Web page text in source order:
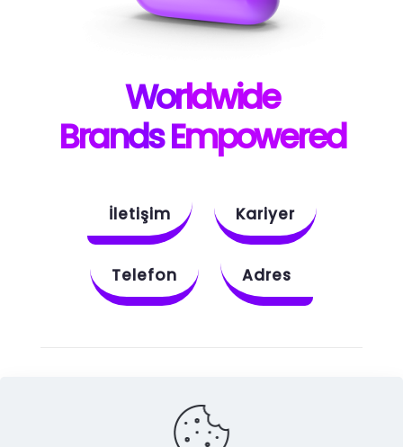
Worldwide
Brands Empowered
İletişim Kariyer
Telefon Adres
Behance